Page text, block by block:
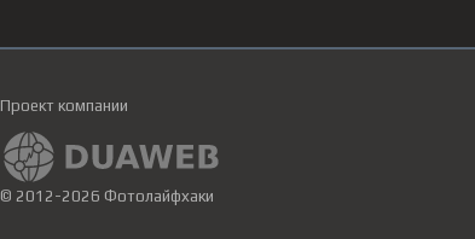
Проект компании
© 2012-2026 Фотолайфхаки